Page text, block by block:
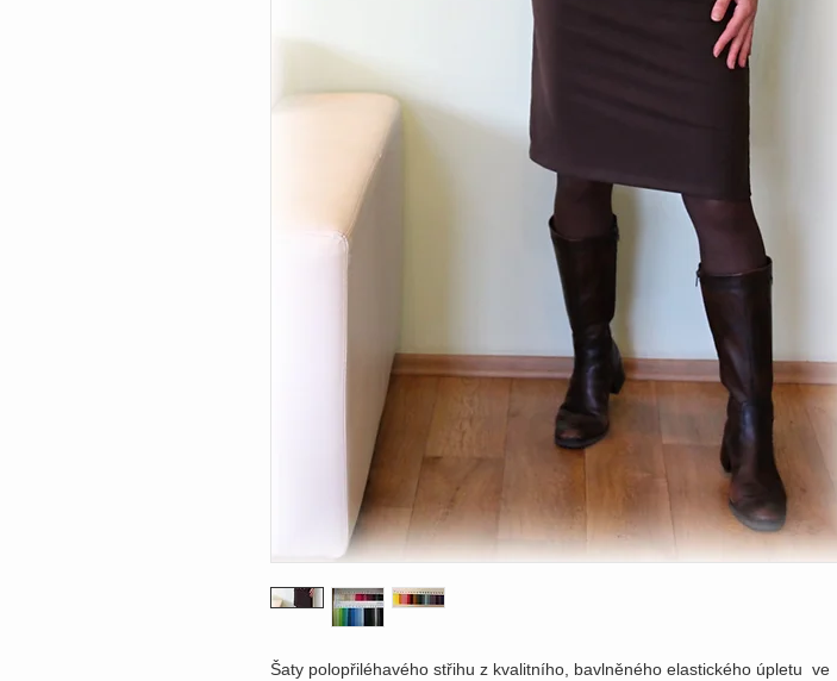
Šaty polopřiléhavého střihu z kvalitního, bavlněného elastického úpletu ve